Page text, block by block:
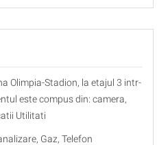
Olimpia-Stadion, la etajul 3 intr-
este compus din: camera,
Utilitati
Gaz, Telefon